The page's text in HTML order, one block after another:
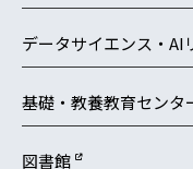
データサイエンス・AI
基礎・教養教育センタ
図書館